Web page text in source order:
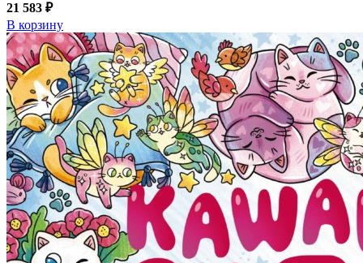
21 583 ₽
В корзину